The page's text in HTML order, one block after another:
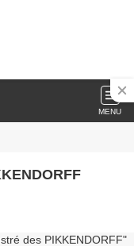
MENU